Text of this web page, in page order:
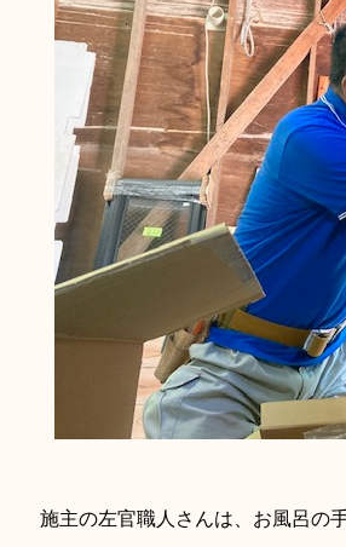
施主の左官職人さんは、お風呂の